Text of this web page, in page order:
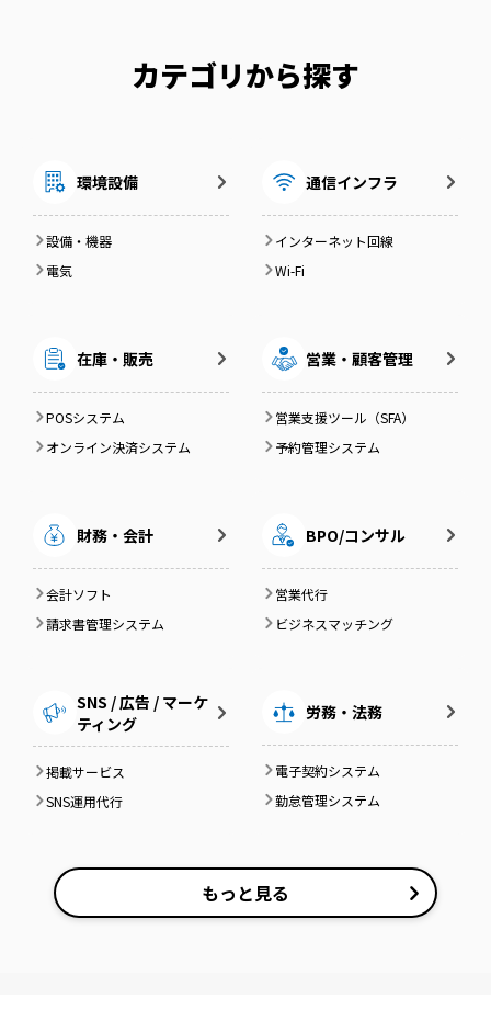
カテゴリから探す
環境設備
設備・機器
電気
通信インフラ
インターネット回線
Wi-Fi
在庫・販売
POSシステム
オンライン決済システム
営業・顧客管理
営業支援ツール（SFA）
予約管理システム
財務・会計
会計ソフト
請求書管理システム
BPO/コンサル
営業代行
ビジネスマッチング
SNS / 広告 / マーケ
ティング
掲載サービス
SNS運用代行
労務・法務
電子契約システム
勤怠管理システム
もっと見る